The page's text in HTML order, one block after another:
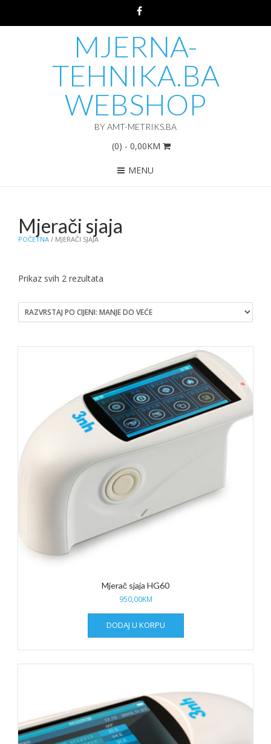
MJERNA-
TEHNIKA.BA
WEBSHOP
BY AMT-METRIKS.BA
(0) - 0,00KM
MENU
POČETNA / MJERAČI SJAJA
Mjerači sjaja
Prikaz svih 2 rezultata
price:
low
Mjerač sjaja HG60
950,00KM
DODAJ U KORPU